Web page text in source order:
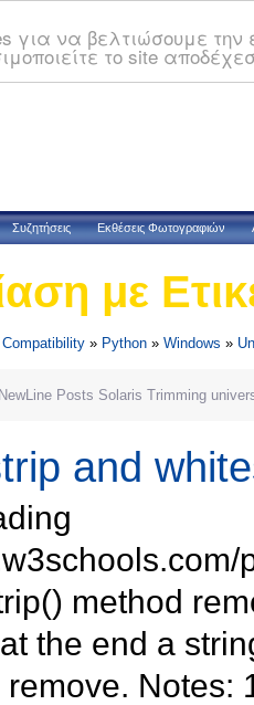
για να βελτιώσουμε
το site
Συζητήσεις Εκθέσεις Φωτογραφιών
με
Compatibility » Python » Windows »
NewLine Posts Solaris Trimming
and
method
the end a
Notes: